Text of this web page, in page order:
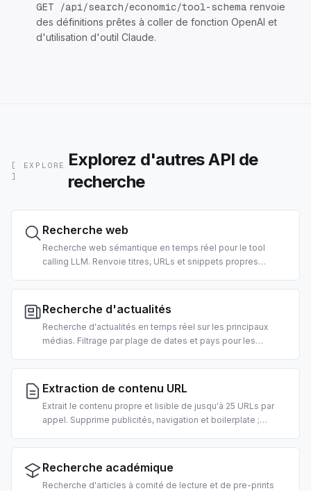
GET /api/search/economic/tool-schema renvoie
des définitions prêtes à coller de fonction OpenAI et
d'utilisation d'outil Claude.
[ EXPLORE
]
Explorez d'autres API de
recherche
Recherche web
Recherche web sémantique en temps réel pour le tool
calling LLM. Renvoie titres, URLs et snippets propres
Filtres pays et date pris en charge.
Recherche d'actualités
Recherche d'actualités en temps réel sur les principaux
médias. Filtrage par plage de dates et pays pour les
d'actualités de marché et pipelines RAG.
Extraction de contenu URL
Extrait le contenu propre et lisible de jusqu'à 25 URLs par
appel. Supprime publicités, navigation et boilerplate ;
2 crédits par URL.
Recherche académique
Recherche d'articles à comité de lecture et de pre-prints